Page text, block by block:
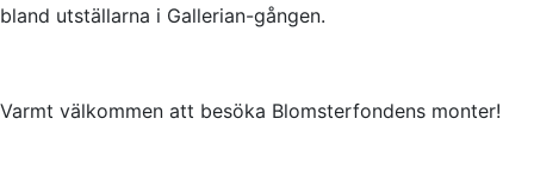
bland utställarna i Gallerian-gången.
Varmt välkommen att besöka Blomsterfondens monter!